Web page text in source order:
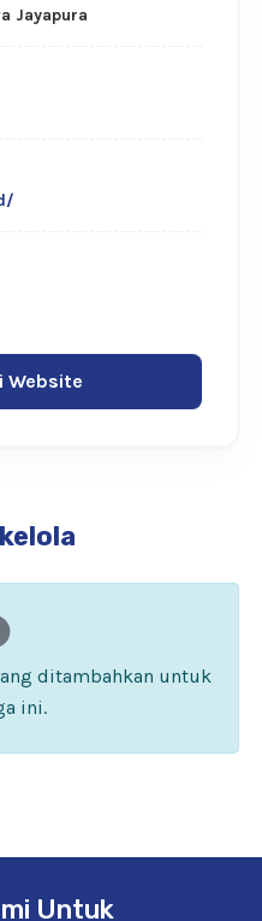
Jayapura
Website
ditambahkan untuk
ini.
Untuk